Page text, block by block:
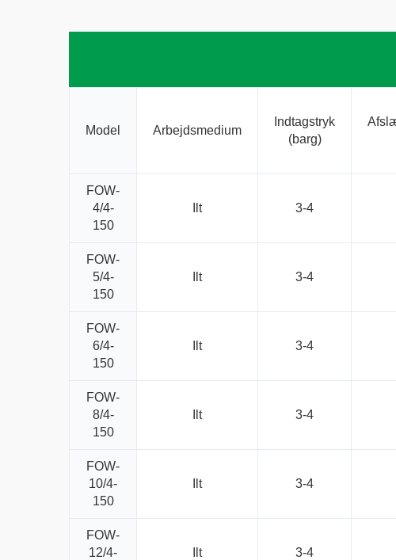
Model Arbejdsmedium
Indtagstryk
(barg)
FOW-
4/4-
150
Ilt 3-4
FOW-
5/4-
150
Ilt 3-4
FOW-
6/4-
150
Ilt 3-4
FOW-
8/4-
150
Ilt 3-4
FOW-
10/4-
150
Ilt 3-4
FOW-
12/4-
Ilt 3-4